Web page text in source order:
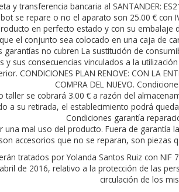
y transferencia bancaria al SANTANDER:
se repare o no el aparato son 25.00 €
en perfecto estado y con su
el conjunto sea colocado en una caja de
no cubren La sustitución de
sus consecuencias vinculados a la
CONDICIONES PLAN RENOVE: CON LA
COMPRA DEL NUEVO.
se cobrará 3.00 € a razón del
a su retirada, el establecimiento podrá
Condiciones garantía
mal uso del producto. Fuera de
accesorios que no se reparan, son piezas
tratados por Yolanda Santos Ruiz con
de 2016, relativo a la protección de las
circulación de los